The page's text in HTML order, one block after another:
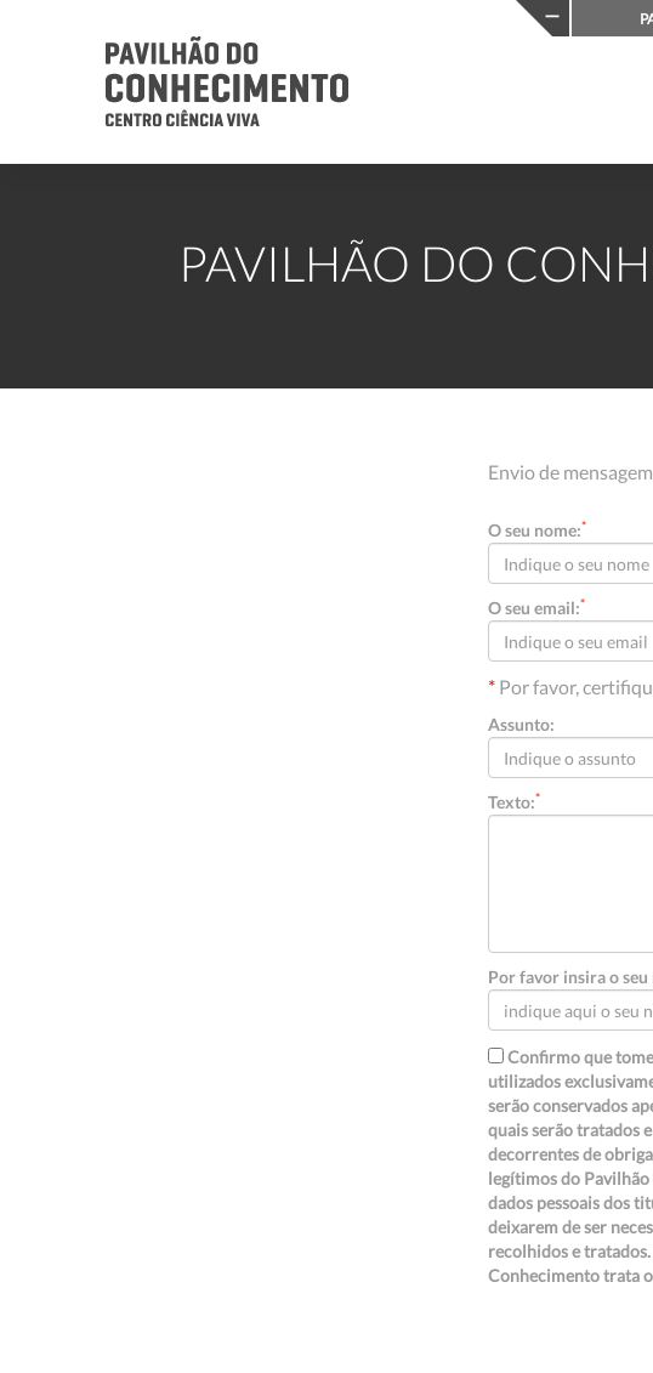
PAVILHÃO DO
Envio de
O seu nome:*
O seu email:*
* Por favor,
Assunto:
Texto:*
Por favor insira o
Confirmo que
utilizados
serão conservados
quais serão tratados
decorrentes de
legítimos do
dados pessoais dos
deixarem de ser
recolhidos e
Conhecimento trata